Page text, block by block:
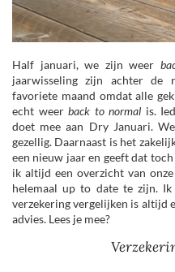
Half januari, we zijn weer
jaarwisseling zijn achter
favoriete maand omdat alle
echt weer back to normal is.
doet mee aan Dry Januari.
gezellig. Daarnaast is het
een nieuw jaar en geeft dat
ik altijd een overzicht van
helemaal up to date te zijn.
verzekering vergelijken is altijd
advies. Lees je mee?